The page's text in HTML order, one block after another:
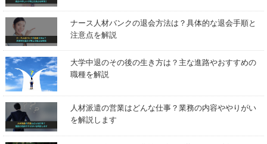
ナース人材バンクの退会方法は？具体的な退会手順と
注意点を解説
大学中退のその後の生き方は？主な進路やおすすめの
職種を解説
人材派遣の営業はどんな仕事？業務の内容ややりがい
を解説します